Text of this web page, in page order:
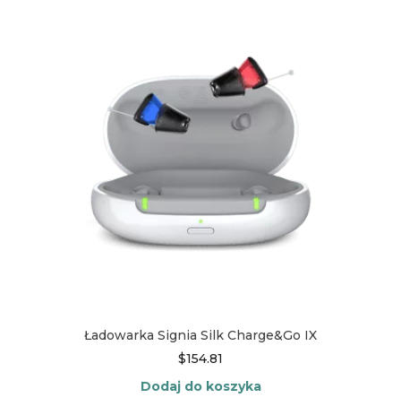
Ładowarka Signia Silk Charge&Go IX
$154.81
Dodaj do koszyka